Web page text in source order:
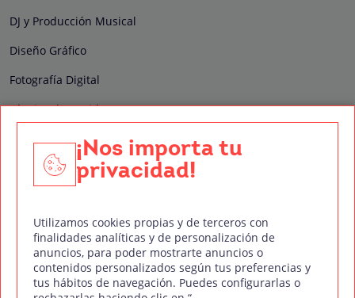
DJ y Producción Musical
Diseño Gráfico
Fotografía Digital
Técnico de Sonido
Edición y Postproducción de Vídeo
Nuestros sellos de calidad
Síguenos en Redes Sociales
¡Nos importa tu
privacidad!
Utilizamos cookies propias y de terceros con
finalidades analíticas y de personalización de
anuncios, para poder mostrarte anuncios o
contenidos personalizados según tus preferencias y
tus hábitos de navegación. Puedes configurarlas o